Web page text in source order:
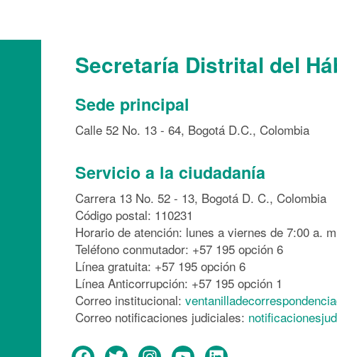
Secretaría Distrital del
Sede principal
Calle 52 No. 13 - 64, Bogotá D.C., Colombia
Servicio a la ciudadanía
Carrera 13 No. 52 - 13, Bogotá D. C., Colombia
Código postal: 110231
Horario de atención: lunes a viernes de 7:00 a.
Teléfono conmutador: +57 195 opción 6
Línea gratuita: +57 195 opción 6
Línea Anticorrupción: +57 195 opción 1
Correo institucional:
Correo notificaciones judiciales: